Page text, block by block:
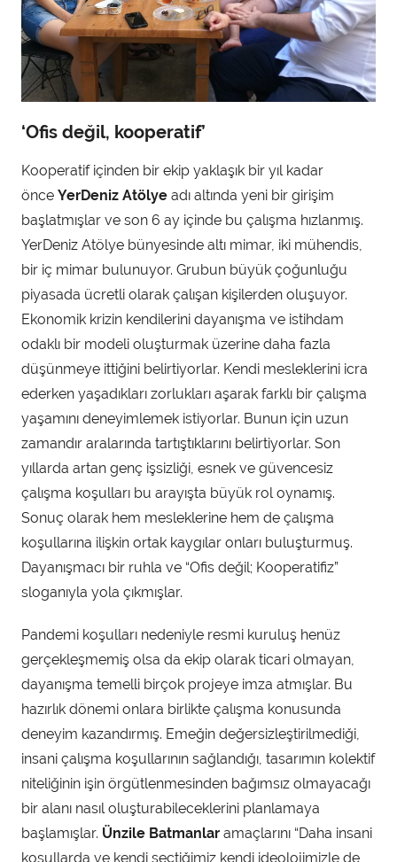
‘Ofis değil, kooperatif’
Kooperatif içinden bir ekip yaklaşık bir yıl kadar
önce YerDeniz Atölye adı altında yeni bir girişim
başlatmışlar ve son 6 ay içinde bu çalışma hızlanmış.
YerDeniz Atölye bünyesinde altı mimar, iki mühendis,
bir iç mimar bulunuyor. Grubun büyük çoğunluğu
piyasada ücretli olarak çalışan kişilerden oluşuyor.
Ekonomik krizin kendilerini dayanışma ve istihdam
odaklı bir modeli oluşturmak üzerine daha fazla
düşünmeye ittiğini belirtiyorlar. Kendi mesleklerini icra
ederken yaşadıkları zorlukları aşarak farklı bir çalışma
yaşamını deneyimlemek istiyorlar. Bunun için uzun
zamandır aralarında tartıştıklarını belirtiyorlar. Son
yıllarda artan genç işsizliği, esnek ve güvencesiz
çalışma koşulları bu arayışta büyük rol oynamış.
Sonuç olarak hem mesleklerine hem de çalışma
koşullarına ilişkin ortak kaygılar onları buluşturmuş.
Dayanışmacı bir ruhla ve “Ofis değil; Kooperatifiz”
sloganıyla yola çıkmışlar.
Pandemi koşulları nedeniyle resmi kuruluş henüz
gerçekleşmemiş olsa da ekip olarak ticari olmayan,
dayanışma temelli birçok projeye imza atmışlar. Bu
hazırlık dönemi onlara birlikte çalışma konusunda
deneyim kazandırmış. Emeğin değersizleştirilmediği,
insani çalışma koşullarının sağlandığı, tasarımın kolektif
niteliğinin işin örgütlenmesinden bağımsız olmayacağı
bir alanı nasıl oluşturabileceklerini planlamaya
başlamışlar. Ünzile Batmanlar amaçlarını “Daha insani
koşullarda ve kendi seçtiğimiz kendi ideolojimizle de